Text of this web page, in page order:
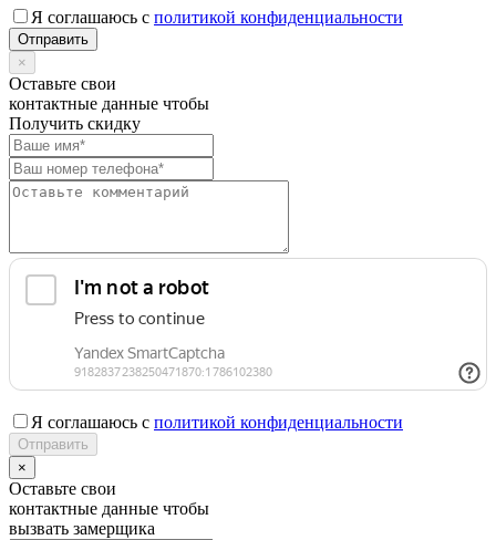
Я соглашаюсь с политикой конфиденциальности
×
Оставьте свои
контактные данные чтобы
Получить скидку
Я соглашаюсь с политикой конфиденциальности
×
Оставьте свои
контактные данные чтобы
вызвать замерщика